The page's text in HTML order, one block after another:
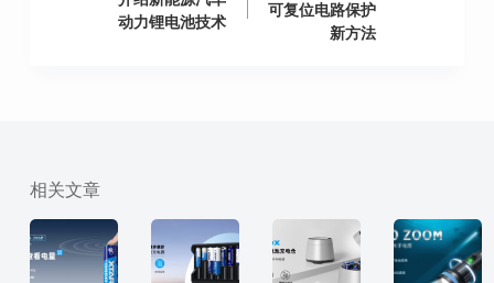
动力锂电池技术
可复位电路保护
新方法
相关文章